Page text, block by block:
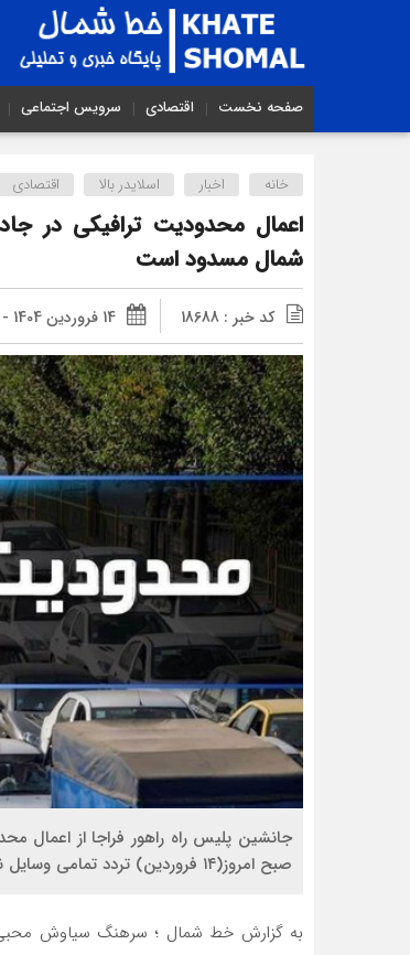
صفحه نخست اقتصادی سرویس اجتماعی
خانه اخبار اسلایدر بالا اقتصادی
اعمال محدودیت ترافیکی در
شمال مسدود است
کد خبر : 18688 14 فروردین 1404 - 10:02
صبح امروز(۱۴ فروردین) تردد تمامی وسایل نقلیه در مسیر جنوب به شمال آزادراه تهران-شمال، ممنوع شده است.